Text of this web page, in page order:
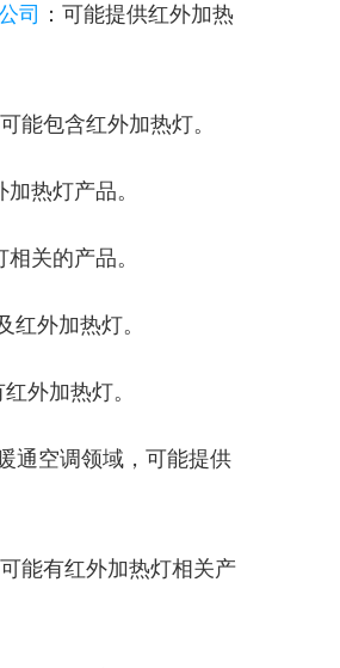
司 ：可能提供红外加热
能包含红外加热灯。
热灯产品。
关的产品。
红外加热灯。
外加热灯。
通空调领域，可能提供
能有红外加热灯相关产